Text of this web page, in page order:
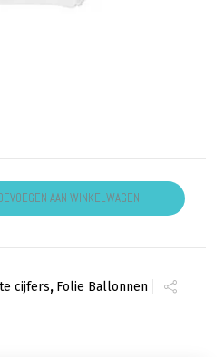
AAN WINKELWAGEN
cijfers, Folie Ballonnen